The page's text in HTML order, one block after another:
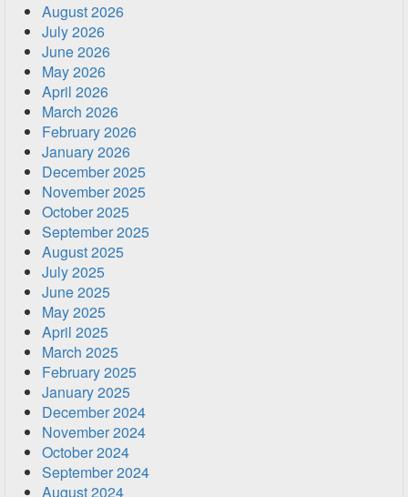
August 2026
July 2026
June 2026
May 2026
April 2026
March 2026
February 2026
January 2026
December 2025
November 2025
October 2025
September 2025
August 2025
July 2025
June 2025
May 2025
April 2025
March 2025
February 2025
January 2025
December 2024
November 2024
October 2024
September 2024
August 2024